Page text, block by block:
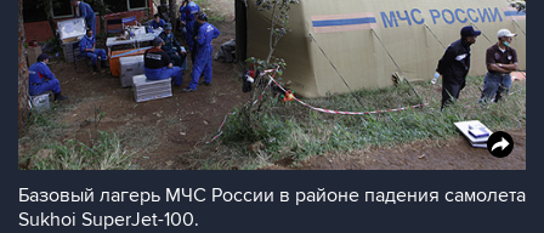
Базовый лагерь МЧС России в районе падения самолета
Sukhoi SuperJet-100.